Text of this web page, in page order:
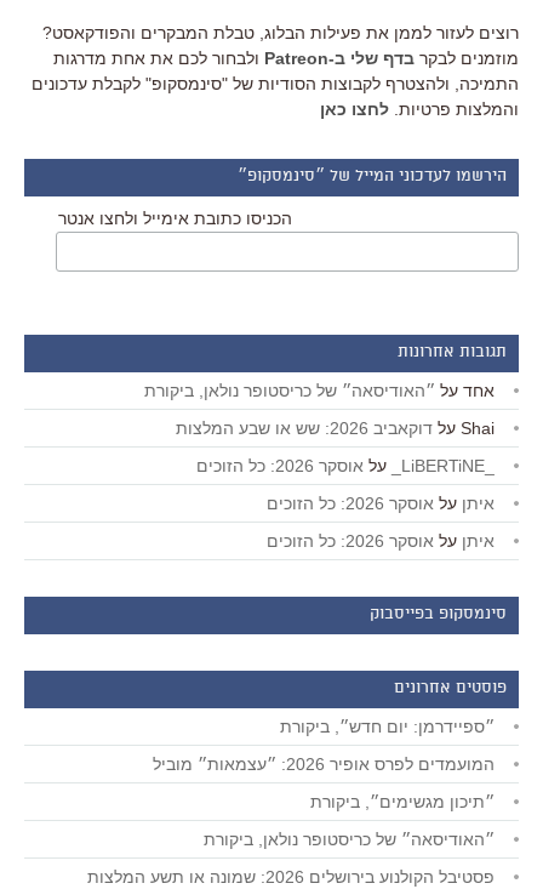
רוצים לעזור לממן את פעילות הבלוג, טבלת המבקרים והפודקאסט?
מוזמנים לבקר בדף שלי ב-Patreon
ולבחור לכם את אחת מדרגות
התמיכה, ולהצטרף לקבוצות הסודיות של "סינמסקופ" לקבלת עדכונים
והמלצות פרטיות. לחצו כאן
הירשמו לעדכוני המייל של ״סינמסקופ״
הכניסו כתובת אימייל ולחצו אנטר
תגובות אחרונות
אחד על ״האודיסאה״ של כריסטופר נולאן, ביקורת
Shai על דוקאביב 2026: שש או שבע המלצות
על אוסקר 2026: כל הזוכים
איתן על אוסקר 2026: כל הזוכים
איתן על אוסקר 2026: כל הזוכים
סינמסקופ בפייסבוק
פוסטים אחרונים
״ספיידרמן: יום חדש״, ביקורת
המועמדים לפרס אופיר 2026: ״עצמאות״ מוביל
״תיכון מגשימים״, ביקורת
״האודיסאה״ של כריסטופר נולאן, ביקורת
פסטיבל הקולנוע בירושלים 2026: שמונה או תשע המלצות